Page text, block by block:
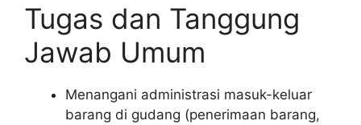
Tugas dan Tanggung
Jawab Umum
Menangani administrasi masuk-keluar
barang di gudang (penerimaan barang,